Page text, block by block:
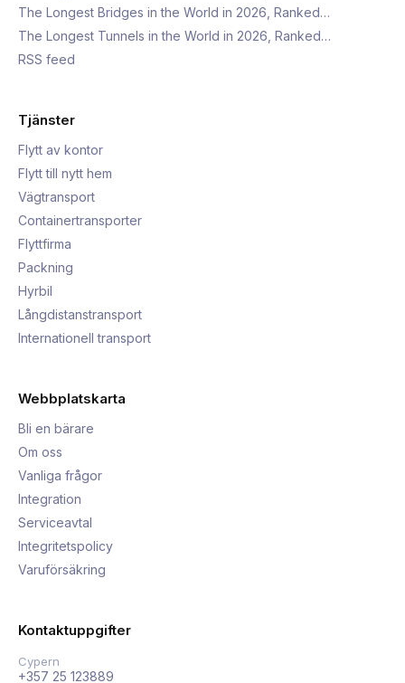
The Longest Bridges in the World in 2026, Ranked…
The Longest Tunnels in the World in 2026, Ranked…
RSS feed
Tjänster
Flytt av kontor
Flytt till nytt hem
Vägtransport
Containertransporter
Flyttfirma
Packning
Hyrbil
Långdistanstransport
Internationell transport
Webbplatskarta
Bli en bärare
Om oss
Vanliga frågor
Integration
Serviceavtal
Integritetspolicy
Varuförsäkring
Kontaktuppgifter
Cypern
+357 25 123889